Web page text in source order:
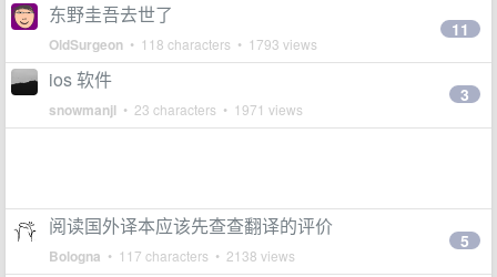
东野圭吾去世了
OldSurgeon • 118 characters • 1793 views
11
ios 软件
snowmanjl • 23 characters • 1971 views
3
阅读国外译本应该先查查翻译的评价
Bologna • 117 characters • 2138 views
5